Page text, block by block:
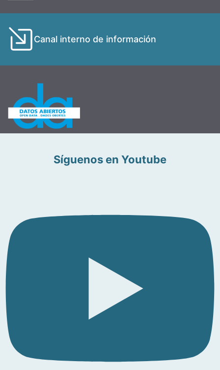
Canal interno de información
Síguenos en Youtube